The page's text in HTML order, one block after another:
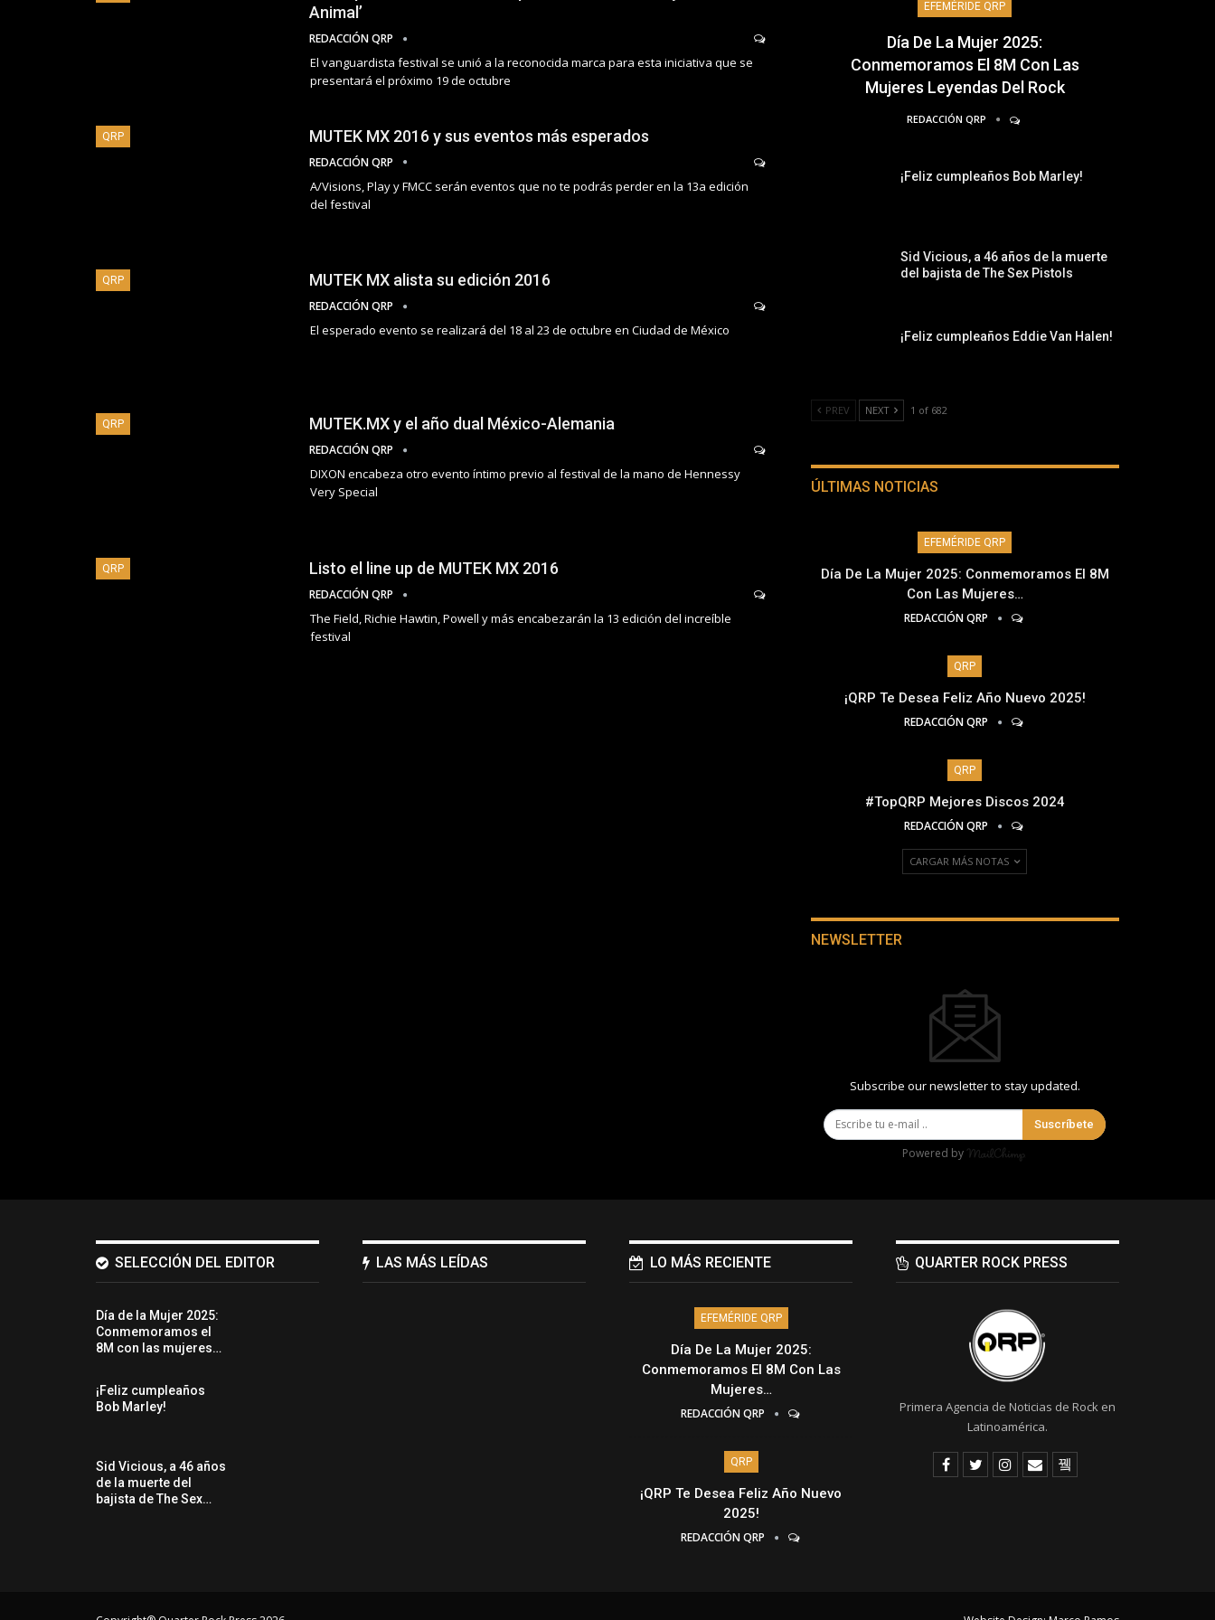
Animal’
REDACCIÓN QRP
El vanguardista festival se unió a la reconocida marca para esta iniciativa que se
presentará el próximo 19 de octubre
QRP MUTEK MX 2016 y sus eventos más esperados
REDACCIÓN QRP
A/Visions, Play y FMCC serán eventos que no te podrás perder en la 13a edición
del festival
QRP MUTEK MX alista su edición 2016
REDACCIÓN QRP
El esperado evento se realizará del 18 al 23 de octubre en Ciudad de México
QRP MUTEK.MX y el año dual México-Alemania
REDACCIÓN QRP
DIXON encabeza otro evento íntimo previo al festival de la mano de Hennessy
Very Special
QRP Listo el line up de MUTEK MX 2016
REDACCIÓN QRP
The Field, Richie Hawtin, Powell y más encabezarán la 13 edición del increíble
festival
EFEMÉRIDE QRP
Día De La Mujer 2025:
Conmemoramos El 8M Con Las
Mujeres Leyendas Del Rock
REDACCIÓN QRP
¡Feliz cumpleaños Bob Marley!
Sid Vicious, a 46 años de la muerte
del bajista de The Sex Pistols
¡Feliz cumpleaños Eddie Van Halen!
PREV NEXT 1 of 682
ÚLTIMAS NOTICIAS
EFEMÉRIDE QRP
Día De La Mujer 2025: Conmemoramos El 8M
Con Las Mujeres…
REDACCIÓN QRP
QRP
¡QRP Te Desea Feliz Año Nuevo 2025!
REDACCIÓN QRP
QRP
#TopQRP Mejores Discos 2024
REDACCIÓN QRP
CARGAR MÁS NOTAS
NEWSLETTER
Subscribe our newsletter to stay updated.
Suscríbete
Powered by
SELECCIÓN DEL EDITOR
Día de la Mujer 2025:
Conmemoramos el
8M con las mujeres…
¡Feliz cumpleaños
Bob Marley!
Sid Vicious, a 46 años
de la muerte del
bajista de The Sex…
LAS MÁS LEÍDAS LO MÁS RECIENTE
EFEMÉRIDE QRP
Día De La Mujer 2025:
Conmemoramos El 8M Con Las
Mujeres…
REDACCIÓN QRP
QRP
¡QRP Te Desea Feliz Año Nuevo
2025!
REDACCIÓN QRP
QUARTER ROCK PRESS
Primera Agencia de Noticias de Rock en
Latinoamérica.